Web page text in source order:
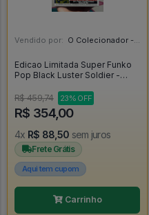
Vendido por: O Colecionador - SP
Edicao Limitada Super Funko
Pop Black Luster Soldier -
R$ 459,74
23% OFF
R$ 354,00
4x R$ 88,50 sem juros
Frete Grátis
Aqui tem cupom
Carrinho